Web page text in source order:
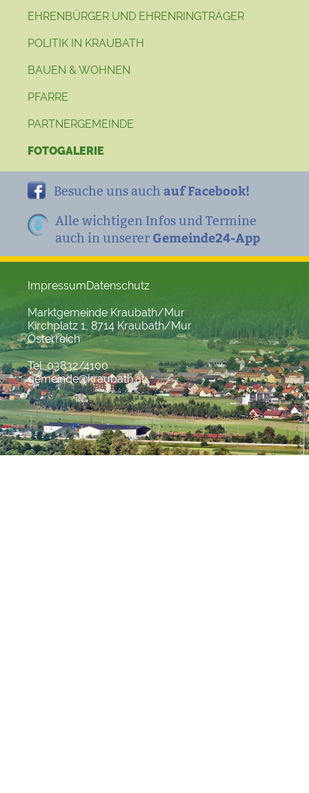
EHRENBÜRGER UND EHRENRINGTRÄGER
POLITIK IN KRAUBATH
BAUEN & WOHNEN
PFARRE
PARTNERGEMEINDE
FOTOGALERIE
Besuche uns auch auf Facebook!
Alle wichtigen Infos und Termine
auch in unserer Gemeinde24-App
ImpressumDatenschutz
Marktgemeinde Kraubath/Mur
Kirchplatz 1, 8714 Kraubath/Mur
Österreich
Tel. 03832/4100
gemeinde@kraubath.at